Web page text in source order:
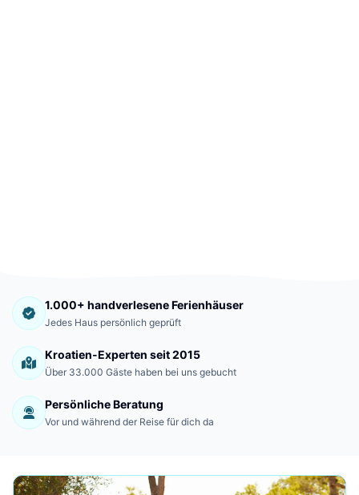
1.000+ handverlesene Ferienhäuser
Jedes Haus persönlich geprüft
Kroatien-Experten seit 2015
Über 33.000 Gäste haben bei uns gebucht
Persönliche Beratung
Vor und während der Reise für dich da